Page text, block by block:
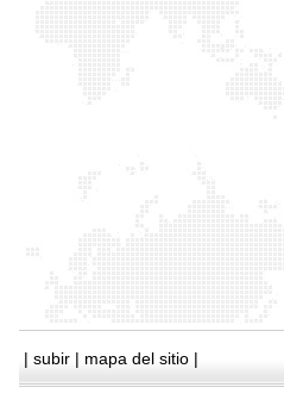
| subir | mapa del sitio |